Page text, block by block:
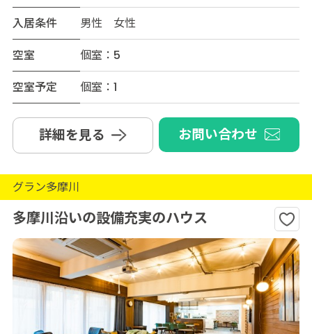
入居条件
男性 女性
空室
個室：5
空室予定
個室：1
詳細を見る お問い合わせ
グラン多摩川
多摩川沿いの設備充実のハウス